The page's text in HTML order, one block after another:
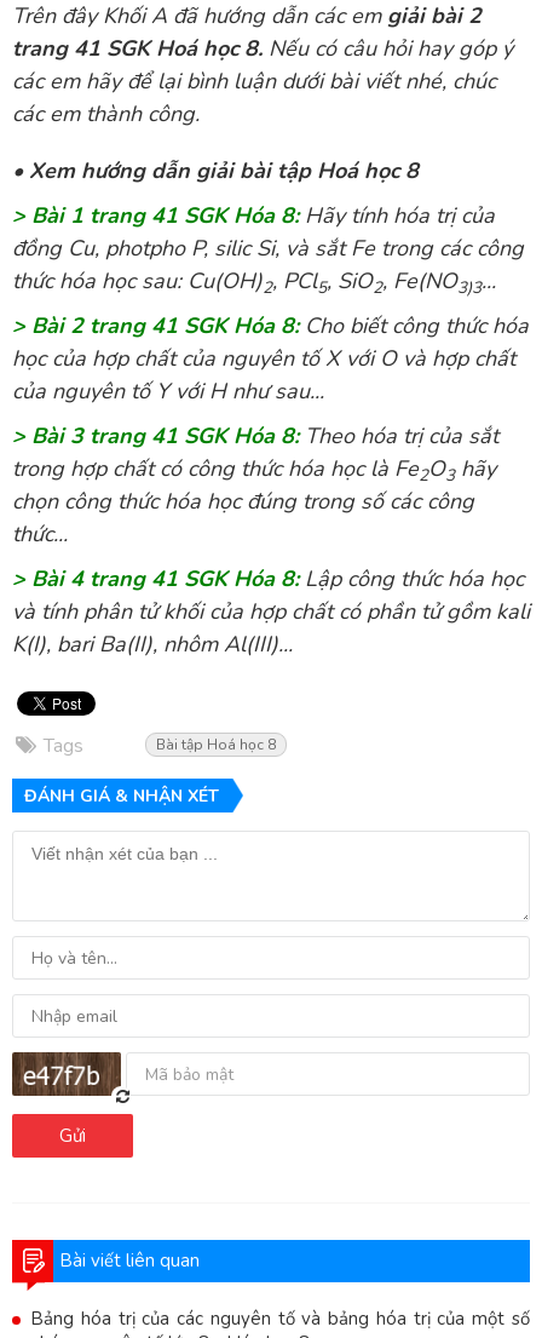
Trên đâyKhối A đã hướng dẫn các emgiải bài 2
trang 41 SGK Hoá học 8. Nếu có câu hỏi hay góp ý
các em hãy để lại bình luận dưới bài viết nhé, chúc
các em thành công.
• Xem hướng dẫn giải bài tập Hoá học 8
> Bài 1 trang 41 SGK Hóa 8: Hãy tính hóa trị của
đồng Cu, photpho P, silic Si, và sắt Fe trong các công
thức hóa học sau: Cu(OH)2, PCl5, SiO2, Fe(NO3)3...
> Bài 2 trang 41 SGK Hóa 8:Cho biết công thức hóa
học của hợp chất của nguyên tố X với O và hợp chất
của nguyên tố Y với H như sau...
> Bài 3 trang 41 SGK Hóa 8:Theo hóa trị của sắt
trong hợp chất có công thức hóa học là Fe2O3hãy
chọn công thức hóa học đúng trong số các công
thức...
> Bài 4 trang 41 SGK Hóa 8:Lập công thức hóa học
và tính phân tử khối của hợp chất có phần tử gồm kali
K(I), bari Ba(II), nhôm Al(III)...
Tags Bài tập Hoá học 8
ĐÁNH GIÁ & NHẬN XÉT
Gửi
Bài viết liên quan
Bảng hóa trị của các nguyên tố và bảng hóa trị của một số